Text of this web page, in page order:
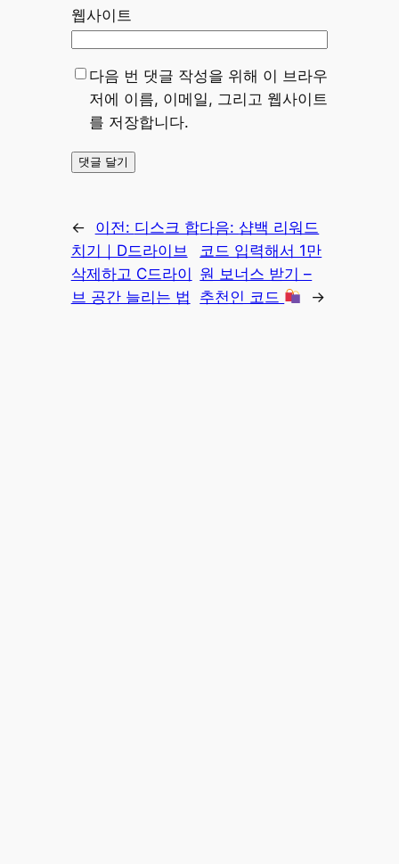
웹사이트
다음 번 댓글 작성을 위해 이 브라우
저에 이름, 이메일, 그리고 웹사이트
를 저장합니다.
← 이전: 디스크 합
치기｜D드라이브
삭제하고 C드라이
브 공간 늘리는 법
다음: 샵백 리워드
코드 입력해서 1만
원 보너스 받기 –
추천인 코드
→